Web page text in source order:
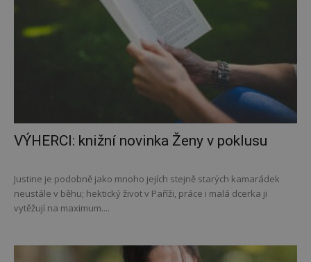
VÝHERCI: knižní novinka Ženy v poklusu
Justine je podobně jako mnoho jejích stejně starých kamarádek
neustále v běhu; hektický život v Paříži, práce i malá dcerka ji
vytěžují na maximum....